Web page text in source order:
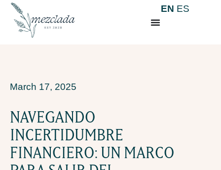
EN ES
March 17, 2025
NAVEGANDO
INCERTIDUMBRE
FINANCIERO: UN MARCO